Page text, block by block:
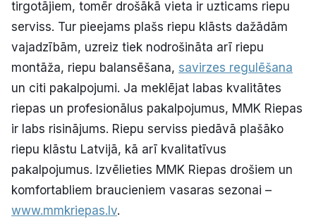
tirgotājiem, tomēr drošākā vieta ir uzticams riepu
serviss. Tur pieejams plašs riepu klāsts dažādām
vajadzībām, uzreiz tiek nodrošināta arī riepu
montāža, riepu balansēšana, savirzes regulēšana
un citi pakalpojumi. Ja meklējat labas kvalitātes
riepas un profesionālus pakalpojumus, MMK Riepas
ir labs risinājums. Riepu serviss piedāvā plašāko
riepu klāstu Latvijā, kā arī kvalitatīvus
pakalpojumus. Izvēlieties MMK Riepas drošiem un
komfortabliem braucieniem vasaras sezonai –
www.mmkriepas.lv.